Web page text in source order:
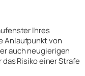
Ihres
Anlaufpunkt von
auch neugierigen
Risiko einer Strafe